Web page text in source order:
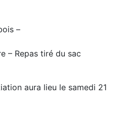
–
– Repas tiré du sac
aura lieu le samedi 21